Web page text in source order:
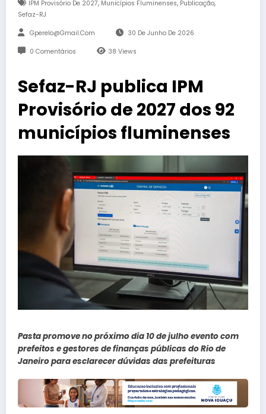
IPM Provisório De 2027, Municípios Fluminenses, Publicação,
Sefaz-RJ
Gperelo@gmail.com 30 De Junho De 2026
0 Comentários 38 Views
Sefaz-RJ publica IPM
Provisório de 2027 dos 92
municípios fluminenses
Pasta promove no próximo dia 10 de julho evento com
prefeitos e gestores de finanças públicas do Rio de
Janeiro para esclarecer dúvidas das prefeituras